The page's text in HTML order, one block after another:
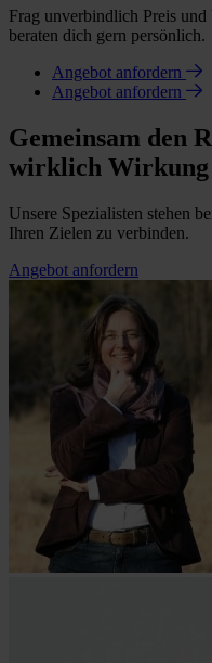
Frag unverbindlich Preis
beraten dich gern persönlich.
Angebot anfordern
Angebot anfordern
Gemeinsam den
wirklich Wirkung
Unsere Spezialisten stehen
Ihren Zielen zu verbinden.
Angebot anfordern